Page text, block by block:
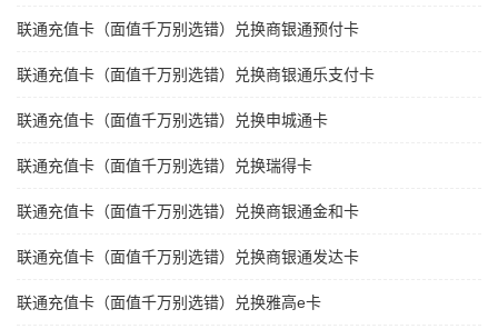
联通充值卡（面值千万别选错）兑换商银通预付卡
联通充值卡（面值千万别选错）兑换商银通乐支付卡
联通充值卡（面值千万别选错）兑换申城通卡
联通充值卡（面值千万别选错）兑换瑞得卡
联通充值卡（面值千万别选错）兑换商银通金和卡
联通充值卡（面值千万别选错）兑换商银通发达卡
联通充值卡（面值千万别选错）兑换雅高e卡